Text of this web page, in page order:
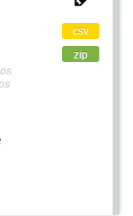
csv
zip